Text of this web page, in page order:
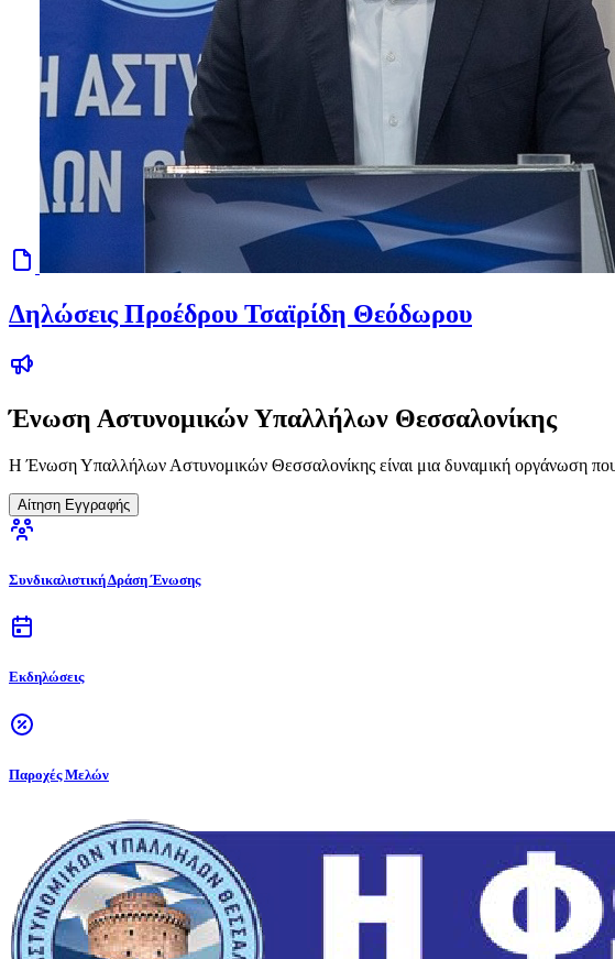
Δηλώσεις Προέδρου Τσαϊρίδη Θεόδωρου
Ένωση Αστυνομικών Υπαλλήλων Θεσσαλονίκης
Η Ένωση Υπαλλήλων Αστυνομικών Θεσσαλονίκης είναι μια δυναμική οργάνωση
Αίτηση Εγγραφής
Συνδικαλιστική Δράση Ένωσης
Εκδηλώσεις
Παροχές Μελών